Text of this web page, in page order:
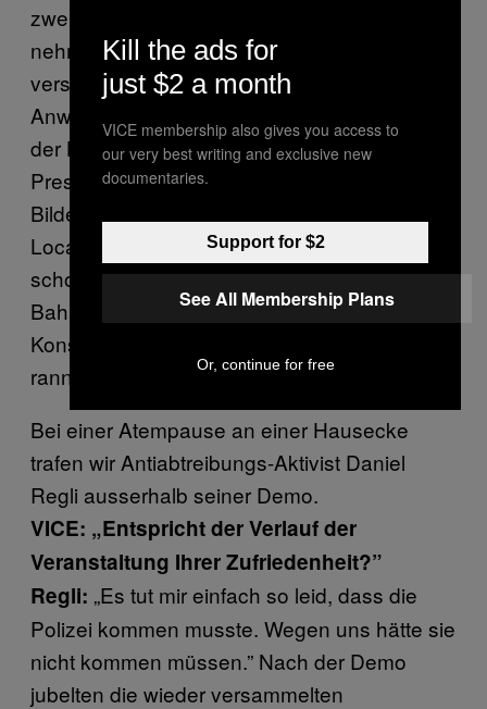
zweite Verwarnung! Beim nächsten Mal
nehme ich sie rein. Haben Sie mich
verstanden? Das ist eine polizeiliche
Anweisung. Ich will Sie nicht mehr ausserhalb
der Bahnhofstrasse sehen!” Da half weder
Presseausweis noch Visitenkarte. Aber für
Bilder hätte man uns an keine bessere
Location zwingen können: Wann fährt sonst
schon ein Wasserwerfer durch das
Bahnhofstrassen-Gewusel aus betuchten
Konsumsüchtigen? Und überall pfiff und
rannte es weiter.
Bei einer Atempause an einer Hausecke
trafen wir Antiabtreibungs-Aktivist Daniel
Regli ausserhalb seiner Demo.
VICE: „Entspricht der Verlauf der
Veranstaltung Ihrer Zufriedenheit?”
Regli: „Es tut mir einfach so leid, dass die
Polizei kommen musste. Wegen uns hätte sie
nicht kommen müssen.” Nach der Demo
jubelten die wieder versammelten
Kill the ads for
just $2 a month
VICE membership also gives you access to
our very best writing and exclusive new
documentaries.
Support for $2
See All Membership Plans
Or, continue for free